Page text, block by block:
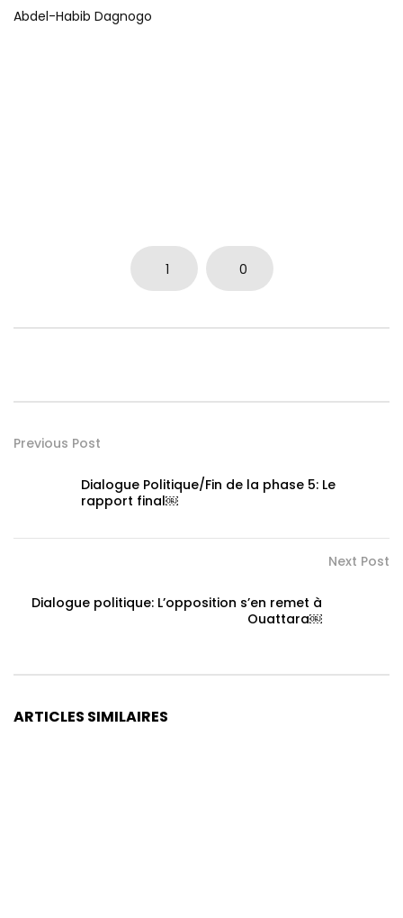
Abdel-Habib Dagnogo
1 0
Previous Post
Dialogue Politique/Fin de la phase 5: Le
rapport final￼
Next Post
Dialogue politique: L’opposition s’en remet à
Ouattara￼
ARTICLES SIMILAIRES